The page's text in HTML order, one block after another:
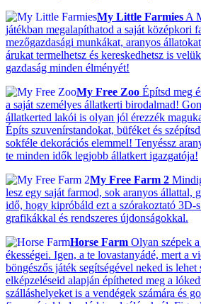
My Little Farmies A
játékban megalapíthatod a saját középkori
mezőgazdasági munkákat, aranyos
árukat termelhetsz és kereskedhetsz is
gazdaság minden élményét!
My Free Zoo Építsd meg
a saját személyes állatkerti birodalmad!
állatkerted lakói is olyan jól érezzék
Építs szuvenírstandokat, büféket és
sokféle dekorációs elemmel! Tenyéssz
te minden idők legjobb állatkert igazgatója!
My Free Farm 2
lesz egy saját farmod, sok aranyos állattal,
idő, hogy kipróbáld ezt a szórakoztató 3D-
grafikákkal és rendszeres újdonságokkal.
Horse Farm Olyan szépek
ékességei. Igen, a te lovastanyádé, mert a
böngészős játék segítségével neked is
elképzeléseid alapján építheted meg a
szálláshelyeket is a vendégek számára és